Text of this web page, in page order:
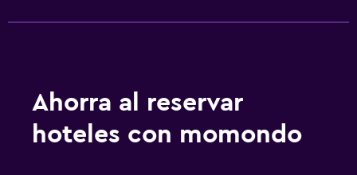
Ahorra al reservar
hoteles con momondo